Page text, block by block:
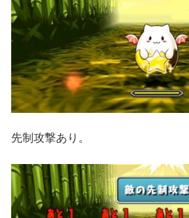
先制攻撃あり。